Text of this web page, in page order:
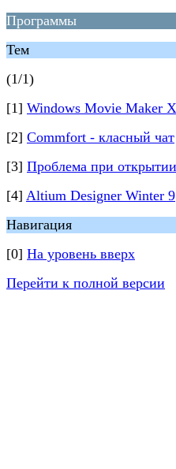
Программы
Тем
(1/1)
[1] Windows Movie Maker
[2] Commfort - класный чат
[3] Проблема при
[4] Altium Designer Winter 9
Навигация
[0] На уровень вверх
Перейти к полной версии